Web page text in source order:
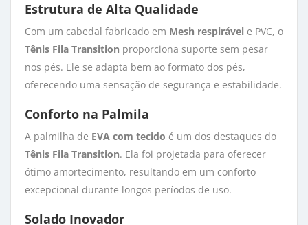
Estrutura de Alta Qualidade
Com um cabedal fabricado em Mesh respirável e PVC, o
Tênis Fila Transition proporciona suporte sem pesar
nos pés. Ele se adapta bem ao formato dos pés,
oferecendo uma sensação de segurança e estabilidade.
Conforto na Palmila
A palmilha de EVA com tecido é um dos destaques do
Tênis Fila Transition. Ela foi projetada para oferecer
ótimo amortecimento, resultando em um conforto
excepcional durante longos períodos de uso.
Solado Inovador